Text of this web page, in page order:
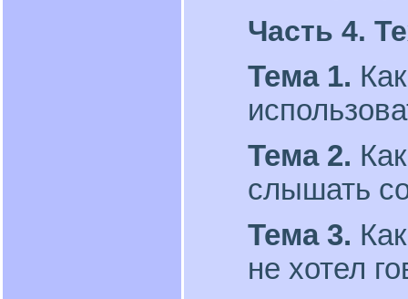
Часть 4.
Тема 1.
Тема 2.
слышать
Тема 3.
не хотел